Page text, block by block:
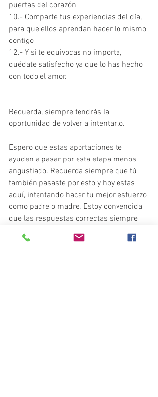
puertas del corazón
10.- Comparte tus experiencias del día,
para que ellos aprendan hacer lo mismo
contigo
12.- Y si te equivocas no importa,
quédate satisfecho ya que lo has hecho
con todo el amor.
Recuerda, siempre tendrás la
oportunidad de volver a intentarlo.
Espero que estas aportaciones te
ayuden a pasar por esta etapa menos
angustiado. Recuerda siempre que tú
también pasaste por esto y hoy estas
aquí, intentando hacer tu mejor esfuerzo
como padre o madre. Estoy convencida
que las respuestas correctas siempre
estarán en el amor que les tienes a tus
hijos.